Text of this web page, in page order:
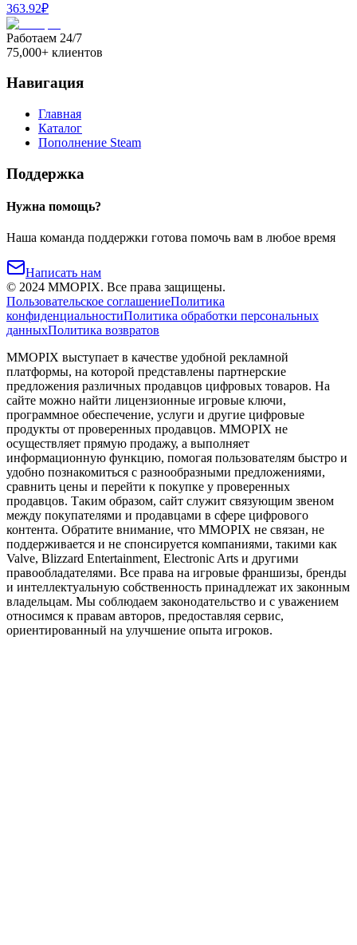
363.92₽
Работаем 24/7
75,000+ клиентов
Навигация
Главная
Каталог
Пополнение Steam
Поддержка
Нужна помощь?
Наша команда поддержки готова помочь вам в любое время
Написать нам
© 2024 MMOPIX. Все права защищены.
Пользовательское соглашениеПолитика
конфиденциальностиПолитика обработки персональных
данныхПолитика возвратов
MMOPIX выступает в качестве удобной рекламной
платформы, на которой представлены партнерские
предложения различных продавцов цифровых товаров. На
сайте можно найти лицензионные игровые ключи,
программное обеспечение, услуги и другие цифровые
продукты от проверенных продавцов. MMOPIX не
осуществляет прямую продажу, а выполняет
информационную функцию, помогая пользователям быстро и
удобно познакомиться с разнообразными предложениями,
сравнить цены и перейти к покупке у проверенных
продавцов. Таким образом, сайт служит связующим звеном
между покупателями и продавцами в сфере цифрового
контента. Обратите внимание, что MMOPIX не связан, не
поддерживается и не спонсируется компаниями, такими как
Valve, Blizzard Entertainment, Electronic Arts и другими
правообладателями. Все права на игровые франшизы, бренды
и интеллектуальную собственность принадлежат их законным
владельцам. Мы соблюдаем законодательство и с уважением
относимся к правам авторов, предоставляя сервис,
ориентированный на улучшение опыта игроков.